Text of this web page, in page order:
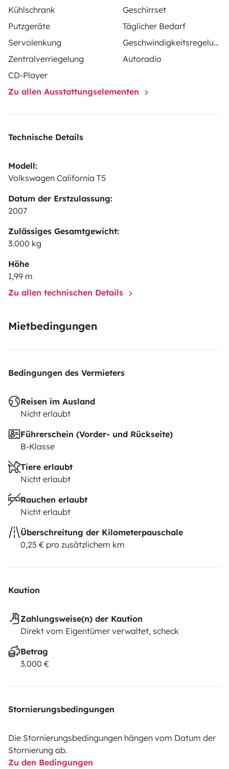
Kühlschrank
Geschirrset
Putzgeräte
Täglicher Bedarf
Servolenkung
Geschwindigkeitsregelung
Zentralverriegelung
Autoradio
CD-Player
Zu allen Ausstattungselementen
Technische Details
Modell:
Volkswagen California T5
Datum der Erstzulassung:
2007
Zulässiges Gesamtgewicht:
3.000 kg
Höhe
1,99 m
Zu allen technischen Details
Mietbedingungen
Bedingungen des Vermieters
Reisen im Ausland
Nicht erlaubt
Führerschein (Vorder- und Rückseite)
B-Klasse
Tiere erlaubt
Nicht erlaubt
Rauchen erlaubt
Nicht erlaubt
Überschreitung der Kilometerpauschale
0,25 € pro zusätzlichem km
Kaution
Zahlungsweise(n) der Kaution
Direkt vom Eigentümer verwaltet, scheck
Betrag
3.000 €
Stornierungsbedingungen
Die Stornierungsbedingungen hängen vom Datum der
Stornierung ab.
Zu den Bedingungen